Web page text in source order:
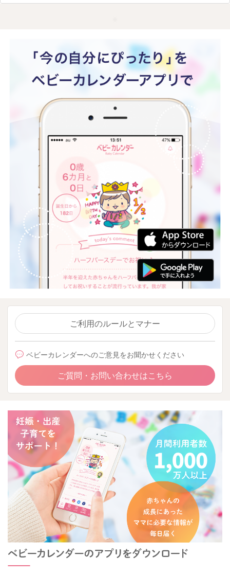
ご利用のルールとマナー
ベビーカレンダーへのご意見をお聞かせください
ご質問・お問い合わせはこちら